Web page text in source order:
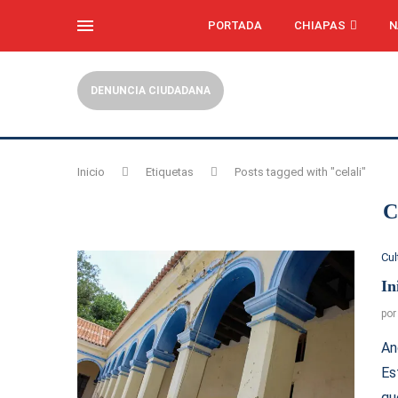
PORTADA CHIAPAS
DENUNCIA CIUDADANA
Inicio Etiquetas Posts tagged with "celali"
por